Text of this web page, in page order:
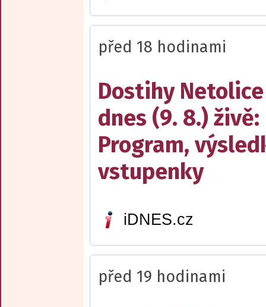
před 18 hodinami
Dostihy Netolice
dnes (9. 8.) živě:
Program,
vstupenky
iDNES.cz
před 19 hodinami